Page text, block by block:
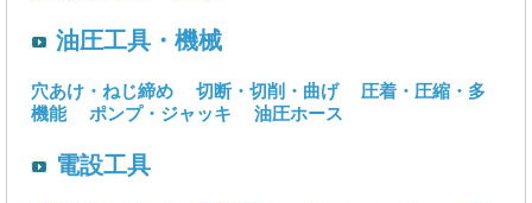
油圧工具・機械
穴あけ・ねじ締め 切断・切削・曲げ
圧着・圧縮・多
機能
ポンプ・ジャッキ 油圧ホース
電設工具